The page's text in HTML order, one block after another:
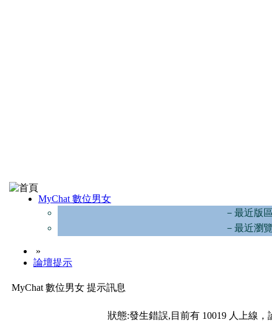
MyChat 數位男女
－最近版
－最近瀏
»
論壇提示
MyChat 數位男女 提示訊息
狀態:發生錯誤,目前有 10019 人上線